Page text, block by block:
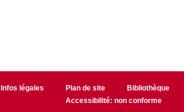
Infos légales Plan de site Bibliothèque
Accessibilité: non conforme